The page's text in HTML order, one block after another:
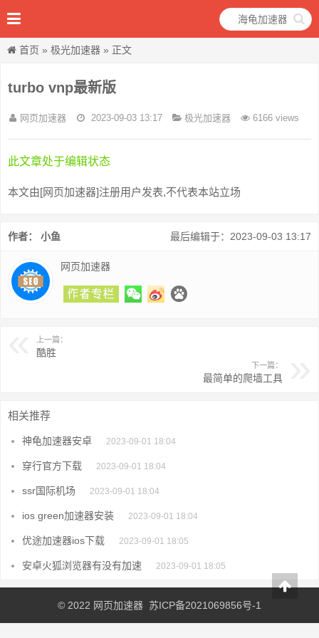
首页 » 极光加速器 » 正文
turbo vnp最新版
网页加速器 2023-09-03 13:17 极光加速器 6166 views
此文章处于编辑状态
本文由[网页加速器]注册用户发表,不代表本站立场
最后编辑于：2023-09-03 13:17
作者： 小鱼
网页加速器
上一篇：
酷胜
下一篇：
最简单的爬墙工具
相关推荐
神龟加速器安卓 2023-09-01 18:04
穿行官方下载 2023-09-01 18:04
ssr国际机场 2023-09-01 18:04
ios green加速器安装 2023-09-01 18:04
优途加速器ios下载 2023-09-01 18:05
安卓火狐浏览器有没有加速 2023-09-01 18:05
© 2022 网页加速器 苏ICP备2021069856号-1